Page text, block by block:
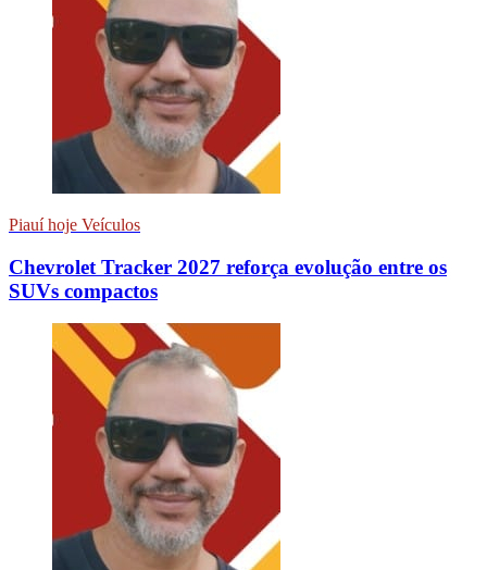
Piauí hoje Veículos
Chevrolet Tracker 2027 reforça evolução entre os
SUVs compactos